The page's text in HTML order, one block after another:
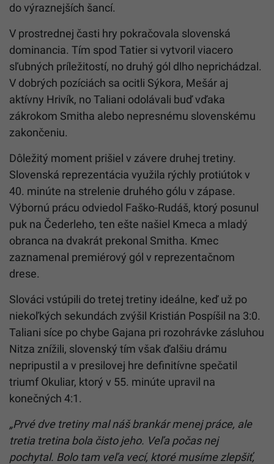
do výraznejších šancí.
V prostrednej časti hry pokračovala slovenská
dominancia. Tím spod Tatier si vytvoril viacero
sľubných príležitostí, no druhý gól dlho neprichádzal.
V dobrých pozíciách sa ocitli Sýkora, Mešár aj
aktívny Hrivík, no Taliani odolávali buď vďaka
zákrokom Smitha alebo nepresnému slovenskému
zakončeniu.
Dôležitý moment prišiel v závere druhej tretiny.
Slovenská reprezentácia využila rýchly protiútok v
40. minúte na strelenie druhého gólu v zápase.
Výbornú prácu odviedol Faško-Rudáš, ktorý posunul
puk na Čederleho, ten ešte našiel Kmeca a mladý
obranca na dvakrát prekonal Smitha. Kmec
zaznamenal premiérový gól v reprezentačnom
drese.
Slováci vstúpili do tretej tretiny ideálne, keď už po
niekoľkých sekundách zvýšil Kristián Pospíšil na 3:0.
Taliani síce po chybe Gajana pri rozohrávke zásluhou
Nitza znížili, slovenský tím však ďalšiu drámu
nepripustil a v presilovej hre definitívne spečatil
triumf Okuliar, ktorý v 55. minúte upravil na
konečných 4:1.
„Prvé dve tretiny mal náš brankár menej práce, ale
tretia tretina bola čisto jeho. Veľa počas nej
pochytal. Bolo tam veľa vecí, ktoré musíme zlepšiť,